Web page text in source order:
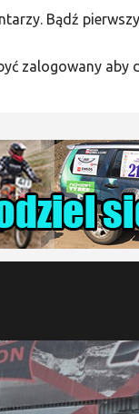
Bądź
zalogowany aby